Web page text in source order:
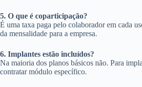
5. O que é coparticipação?
É uma taxa paga pelo colaborador em cada
da mensalidade para a empresa.
6. Implantes estão incluídos?
Na maioria dos planos básicos não. Para
contratar módulo específico.